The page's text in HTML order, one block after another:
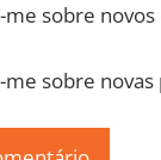
sobre
sobre novas